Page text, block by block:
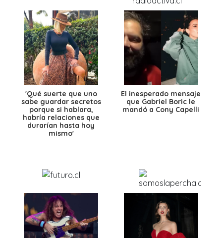
'Qué suerte que uno
sabe guardar secretos
porque si hablara,
habría relaciones que
durarían hasta hoy
mismo'
El inesperado mensaje
que Gabriel Boric le
mandó a Cony Capelli